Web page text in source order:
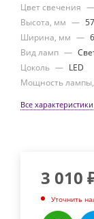
Цвет свечения —
Высота, мм — 57
Ширина, мм —
Вид ламп —
Цоколь — LED
Мощность
Все характеристики
3 010
Уточнить